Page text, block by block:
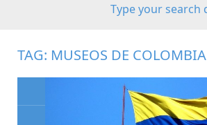
TAG: MUSEOS DE COLOMBIA